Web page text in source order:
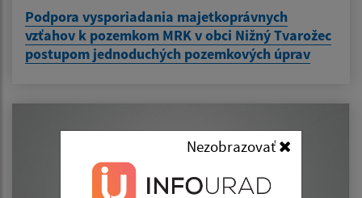
Nezobrazovať
Podpora vysporiadania majetkoprávnych
vzťahov k pozemkom MRK v obci Nižný Tvarožec
postupom jednoduchých pozemkových úprav